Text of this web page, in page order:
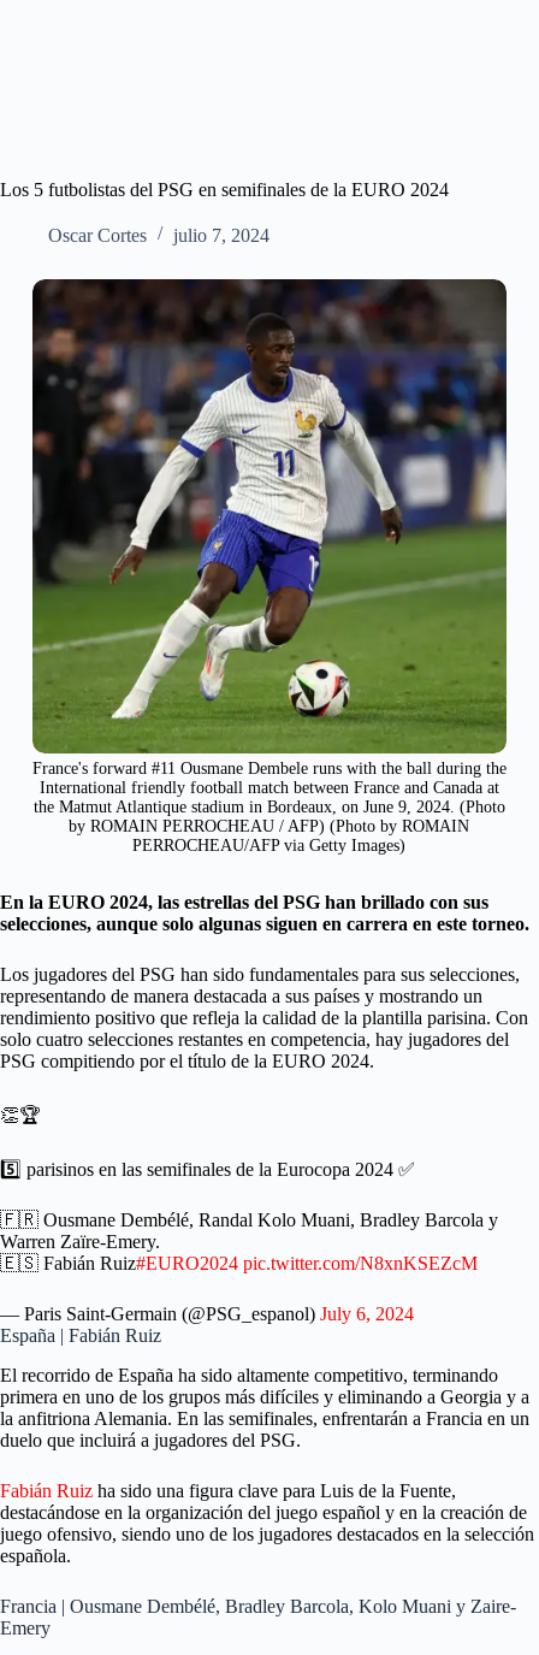
Los 5 futbolistas del PSG en semifinales de la EURO 2024
Oscar Cortes julio 7, 2024
France's forward #11 Ousmane Dembele runs with the ball during the
International friendly football match between France and Canada at
the Matmut Atlantique stadium in Bordeaux, on June 9, 2024. (Photo
by ROMAIN PERROCHEAU / AFP) (Photo by ROMAIN
PERROCHEAU/AFP via Getty Images)
En la EURO 2024, las estrellas del PSG han brillado con sus
selecciones, aunque solo algunas siguen en carrera en este torneo.
Los jugadores del PSG han sido fundamentales para sus selecciones,
representando de manera destacada a sus países y mostrando un
rendimiento positivo que refleja la calidad de la plantilla parisina. Con
solo cuatro selecciones restantes en competencia, hay jugadores del
PSG compitiendo por el título de la EURO 2024.
👏🏆
5️⃣ parisinos en las semifinales de la Eurocopa 2024 ✅
🇫🇷 Ousmane Dembélé, Randal Kolo Muani, Bradley Barcola y
Warren Zaïre-Emery.
🇪🇸 Fabián Ruiz#EURO2024 pic.twitter.com/N8xnKSEZcM
— Paris Saint-Germain (@PSG_espanol) July 6, 2024
España | Fabián Ruiz
El recorrido de España ha sido altamente competitivo, terminando
primera en uno de los grupos más difíciles y eliminando a Georgia y a
la anfitriona Alemania. En las semifinales, enfrentarán a Francia en un
duelo que incluirá a jugadores del PSG.
Fabián Ruiz ha sido una figura clave para Luis de la Fuente,
destacándose en la organización del juego español y en la creación de
juego ofensivo, siendo uno de los jugadores destacados en la selección
española.
Francia | Ousmane Dembélé, Bradley Barcola, Kolo Muani y Zaire-
Emery